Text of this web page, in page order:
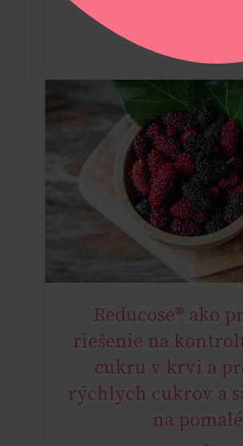
NATURAL METABOLIC
Reducose® ako
riešenie na
cukru v krvi a
rýchlych cukrov a
na pomalé